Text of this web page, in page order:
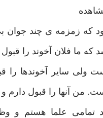
که زمزمه ی چند جوان
ما فلان آخوند را قبول
ولی سایر آخوندها را
من آنها را قبول دارم
تمامی علما هستم